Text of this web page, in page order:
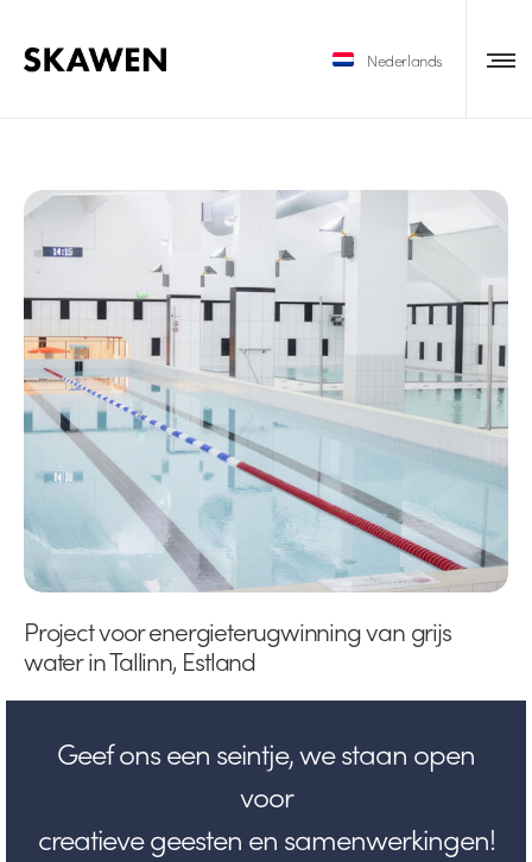
Nederlands
Project voor energieterugwinning van grijs
water in Tallinn, Estland
Geef ons een seintje, we staan open
voor
creatieve geesten en samenwerkingen!